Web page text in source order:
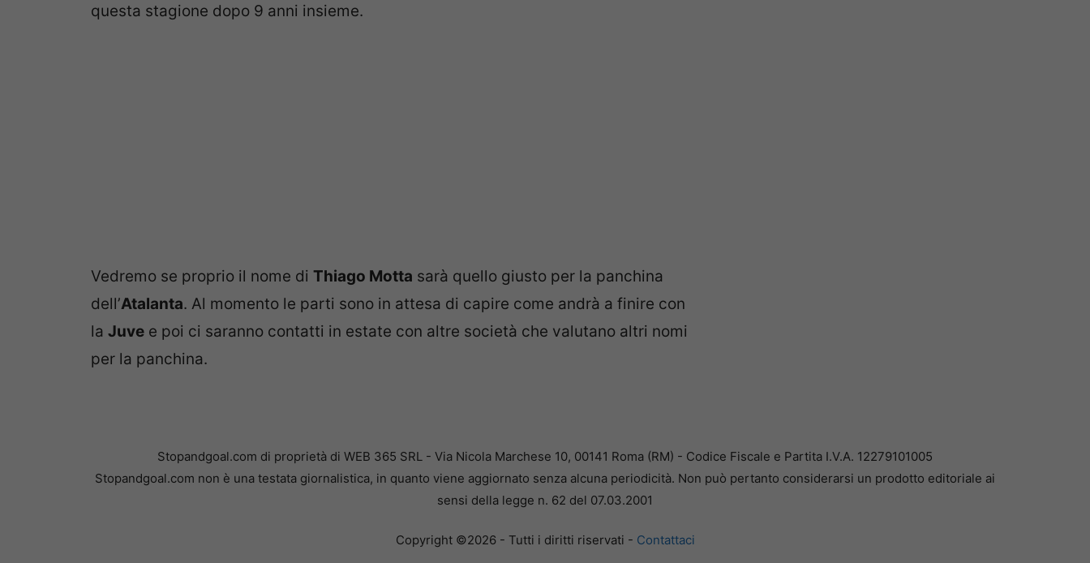
questa stagione dopo 9 anni insieme.
Vedremo se proprio il nome di Thiago Motta sarà quello giusto per la panchina
dell’Atalanta. Al momento le parti sono in attesa di capire come andrà a finire con
la Juve e poi ci saranno contatti in estate con altre società che valutano altri nomi
per la panchina.
Stopandgoal.com di proprietà di WEB 365 SRL - Via Nicola Marchese 10, 00141 Roma (RM) - Codice Fiscale e Partita I.V.A. 12279101005
Stopandgoal.com non è una testata giornalistica, in quanto viene aggiornato senza alcuna periodicità. Non può pertanto considerarsi un prodotto editoriale ai
sensi della legge n. 62 del 07.03.2001
Copyright ©2026 - Tutti i diritti riservati - Contattaci